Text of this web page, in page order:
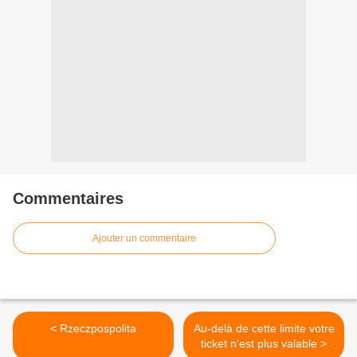
Commentaires
Ajouter un commentaire
< Rzeczpospolita
Au-delà de cette limite votre
ticket n'est plus valable >